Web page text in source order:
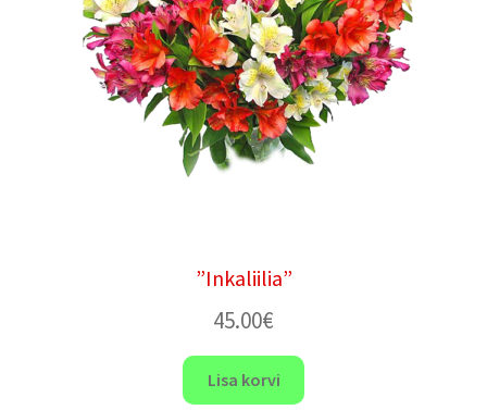
”Inkaliilia”
45.00€
Lisa korvi